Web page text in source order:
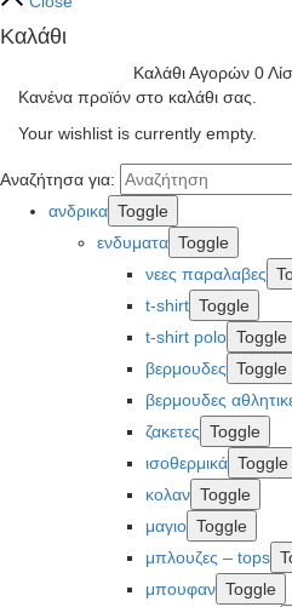
Καλάθι
Καλάθι Αγορών 0
Κανένα προϊόν στο καλάθι σας.
Your wishlist is currently empty.
Αναζήτησα για:
ανδρικα Toggle
ενδυματα Toggle
νεες παραλαβες
t-shirt Toggle
t-shirt polo Toggle
βερμουδες Toggle
βερμουδες
ζακετες Toggle
ισοθερμικά Toggle
κολαν Toggle
μαγιο Toggle
μπλουζες – tops
μπουφαν Toggle